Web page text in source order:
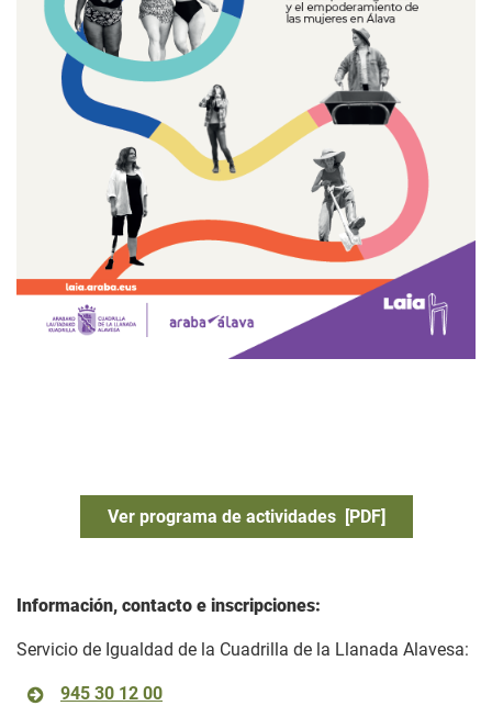
Ver programa de actividades [PDF]
Información, contacto e inscripciones:
Servicio de Igualdad de la Cuadrilla de la Llanada Alavesa:
945 30 12 00